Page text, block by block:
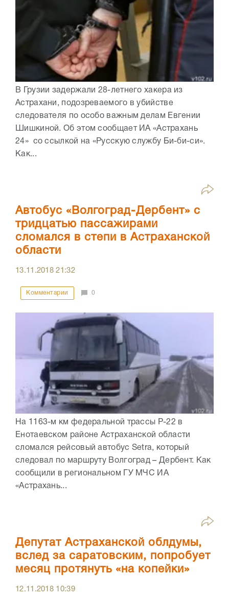
В Грузии задержали 28-летнего хакера из
Астрахани, подозреваемого в убийстве
следователя по особо важным делам Евгении
Шишкиной. Об этом сообщает ИА «Астрахань
24» со ссылкой на «Русскую службу Би-би-си».
Как...
Автобус «Волгоград-Дербент» с
тридцатью пассажирами
сломался в степи в Астраханской
области
13.11.201821:32
Комментарии 0
На 1163-м км федеральной трассы Р-22 в
Енотаевском районе Астраханской области
сломался рейсовый автобус Setra, который
следовал по маршруту Волгоград – Дербент. Как
сообщили в региональном ГУ МЧС ИА
«Астрахань...
Депутат Астраханской облдумы,
вслед за саратовским, попробует
месяц протянуть «на копейки»
12.11.2018 10:39